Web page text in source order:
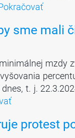
sme mali
mzdy
t. j.
protest